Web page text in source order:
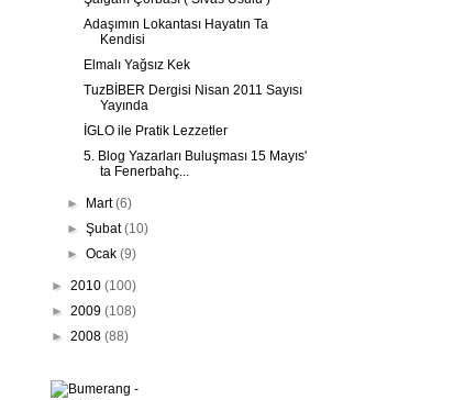
Adaşımın Lokantası Hayatın Ta
Kendisi
Elmalı Yağsız Kek
TuzBİBER Dergisi Nisan 2011 Sayısı
Yayında
İGLO ile Pratik Lezzetler
5. Blog Yazarları Buluşması 15 Mayıs'
ta Fenerbahç...
► Mart(6)
►Şubat(10)
►Ocak(9)
► 2010 (100)
► 2009 (108)
► 2008 (88)